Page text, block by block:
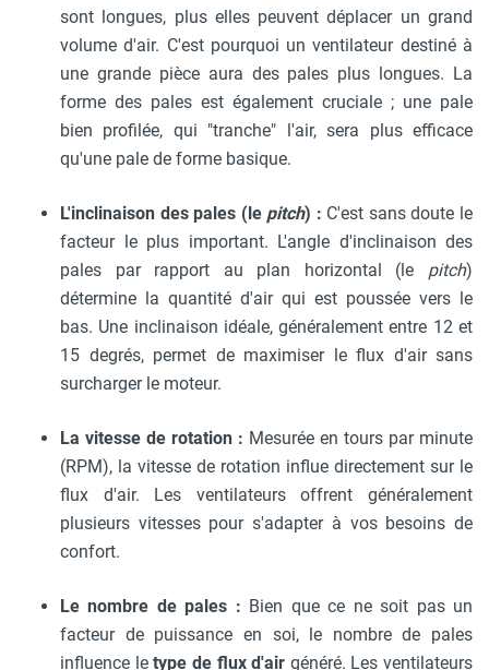
sont longues, plus elles peuvent déplacer un grand
volume d'air. C'est pourquoi un ventilateur destiné à
une grande pièce aura des pales plus longues. La
forme des pales est également cruciale ; une pale
bien profilée, qui "tranche" l'air, sera plus efficace
qu'une pale de forme basique.
L'inclinaison des pales (le pitch) : C'est sans doute le
facteur le plus important. L'angle d'inclinaison des
pales par rapport au plan horizontal (le pitch)
détermine la quantité d'air qui est poussée vers le
bas. Une inclinaison idéale, généralement entre 12 et
15 degrés, permet de maximiser le flux d'air sans
surcharger le moteur.
La vitesse de rotation : Mesurée en tours par minute
(RPM), la vitesse de rotation influe directement sur le
flux d'air. Les ventilateurs offrent généralement
plusieurs vitesses pour s'adapter à vos besoins de
confort.
Le nombre de pales : Bien que ce ne soit pas un
facteur de puissance en soi, le nombre de pales
influence letype de flux d'air généré. Les ventilateurs